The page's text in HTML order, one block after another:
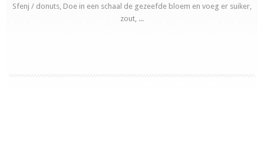
Sfenj / donuts, Doe in een schaal de gezeefde bloem en voeg er suiker,
zout, ...